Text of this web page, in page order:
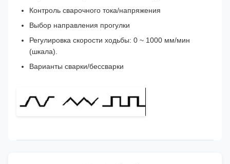
Контроль сварочного тока/напряжения
Выбор направления прогулки
Регулировка скорости ходьбы: 0 ~ 1000 мм/мин
(шкала).
Варианты сварки/бессварки